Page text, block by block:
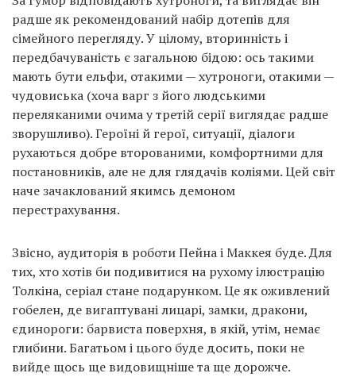
радше як рекомендований набір дотепів для
сімейного перегляду. У цілому, вторинність і
передбачуваність є загальною бідою: ось такими
мають бути ельфи, отакими — хутроноги, отакими —
чудовиська (хоча варг з його людськими
переляканими очима у третій серії виглядає радше
зворушливо). Героїні й герої, ситуації, діалоги
рухаються добре второваними, комфортними для
постановників, але не для глядачів коліями. Цей світ
наче зачаклований якимсь демоном
перестрахування.
Звісно, аудиторія в роботи Пейна і Маккея буде. Для
тих, хто хотів би подивитися на рухому ілюстрацію
Толкіна, серіал стане подарунком. Це як оживлений
гобелен, де вигаптувані лицарі, замки, дракони,
єдинороги: барвиста поверхня, в якій, утім, немає
глибини. Багатьом і цього буде досить, поки не
вийде щось ще видовищніше та ще дорожче.